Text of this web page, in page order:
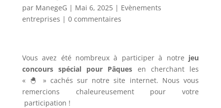
par ManegeG | Mai 6, 2025| Evènements
entreprises | 0 commentaires
Vous avez été nombreux à participer à notre jeu
concours spécial pour Pâques en cherchant les
« 🐣 » cachés sur notre site internet. Nous vous
remercions chaleureusement pour votre
participation !